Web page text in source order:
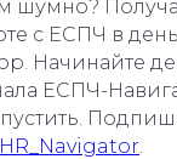
шумно?
с ЕСПЧ в
Начинайте
ЕСПЧ-